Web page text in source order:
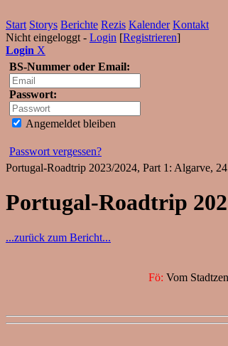
Start Storys Berichte Rezis Kalender Kontakt
Nicht eingeloggt - Login [Registrieren]
Login X
BS-Nummer oder Email:
Passwort:
Angemeldet bleiben
Passwort vergessen?
Portugal-Roadtrip 2023/2024, Part 1: Algarve,
Portugal-Roadtrip
...zurück zum Bericht...
Fö: Vom